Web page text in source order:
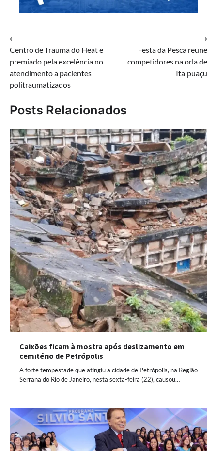
Navegação
de
Post
⟵
Centro de Trauma do Heat é
premiado pela excelência no
atendimento a pacientes
politraumatizados
Festa da Pesca reúne
competidores na orla de
Itaipuaçu
⟶
Posts Relacionados
Caixões ficam à mostra após deslizamento em
cemitério de Petrópolis
A forte tempestade que atingiu a cidade de Petrópolis, na Região
Serrana do Rio de Janeiro, nesta sexta-feira (22), causou…